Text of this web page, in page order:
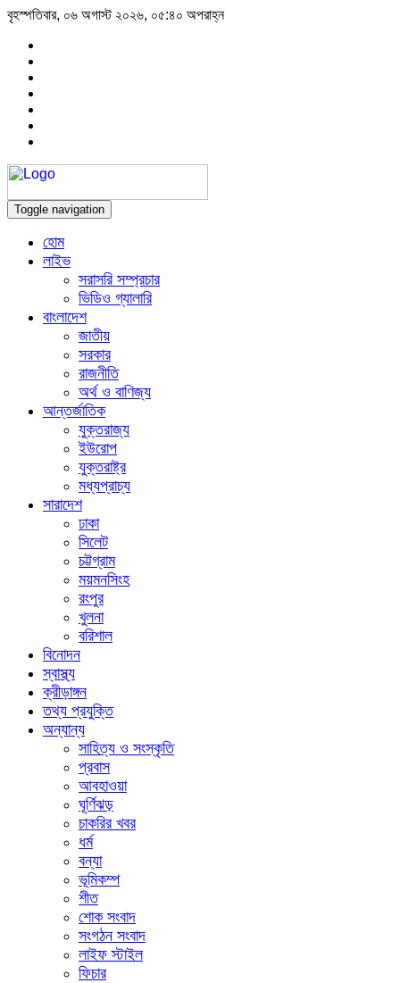
বৃহস্পতিবার, ০৬ অগাস্ট ২০২৬, ০৫:৪০ অপরাহ্ন
Toggle navigation
হোম
লাইভ
সরাসরি সম্প্রচার
ভিডিও গ্যালারি
বাংলাদেশ
জাতীয়
সরকার
রাজনীতি
অর্থ ও বাণিজ্য
আন্তর্জাতিক
যুক্তরাজ্য
ইউরোপ
যুক্তরাষ্ট্র
মধ্যপ্রাচ্য
সারাদেশ
ঢাকা
সিলেট
চট্টগ্রাম
ময়মনসিংহ
রংপুর
খুলনা
বরিশাল
বিনোদন
স্বাস্থ্য
ক্রীড়াঙ্গন
তথ্য প্রযুক্তি
অন্যান্য
সাহিত্য ও সংস্কৃতি
প্রবাস
আবহাওয়া
ঘূর্ণিঝড়
চাকরির খবর
ধর্ম
বন্যা
ভূমিকম্প
শীত
শোক সংবাদ
সংগঠন সংবাদ
লাইফ স্টাইল
ফিচার